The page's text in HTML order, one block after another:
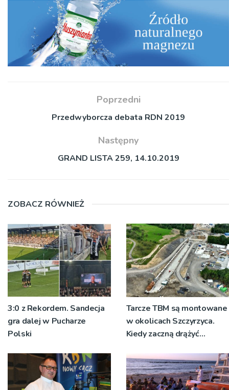
Poprzedni
Przedwyborcza debata RDN 2019
Następny
GRAND LISTA 259, 14.10.2019
ZOBACZ RÓWNIEŻ
3:0 z Rekordem. Sandecja
gra dalej w Pucharze
Polski
Tarcze TBM są montowane
w okolicach Szczyrzyca.
Kiedy zaczną drążyć